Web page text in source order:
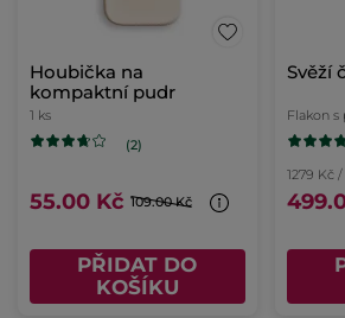
Houbička na
kompaktní pudr
1 ks
(2)
55.00 Kč 109.00 Kč
PŘIDAT DO
KOŠÍKU
Svěží
Flakon
1279 Kč /